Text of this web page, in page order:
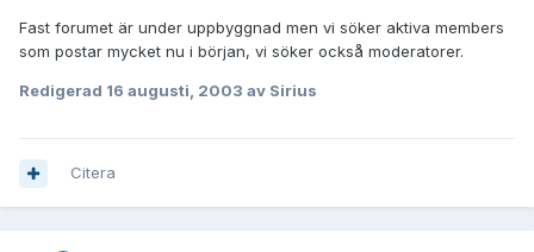
Fast forumet är under uppbyggnad men vi söker aktiva members
som postar mycket nu i början, vi söker också moderatorer.
Redigerad 16 augusti, 2003 av Sirius
Citera